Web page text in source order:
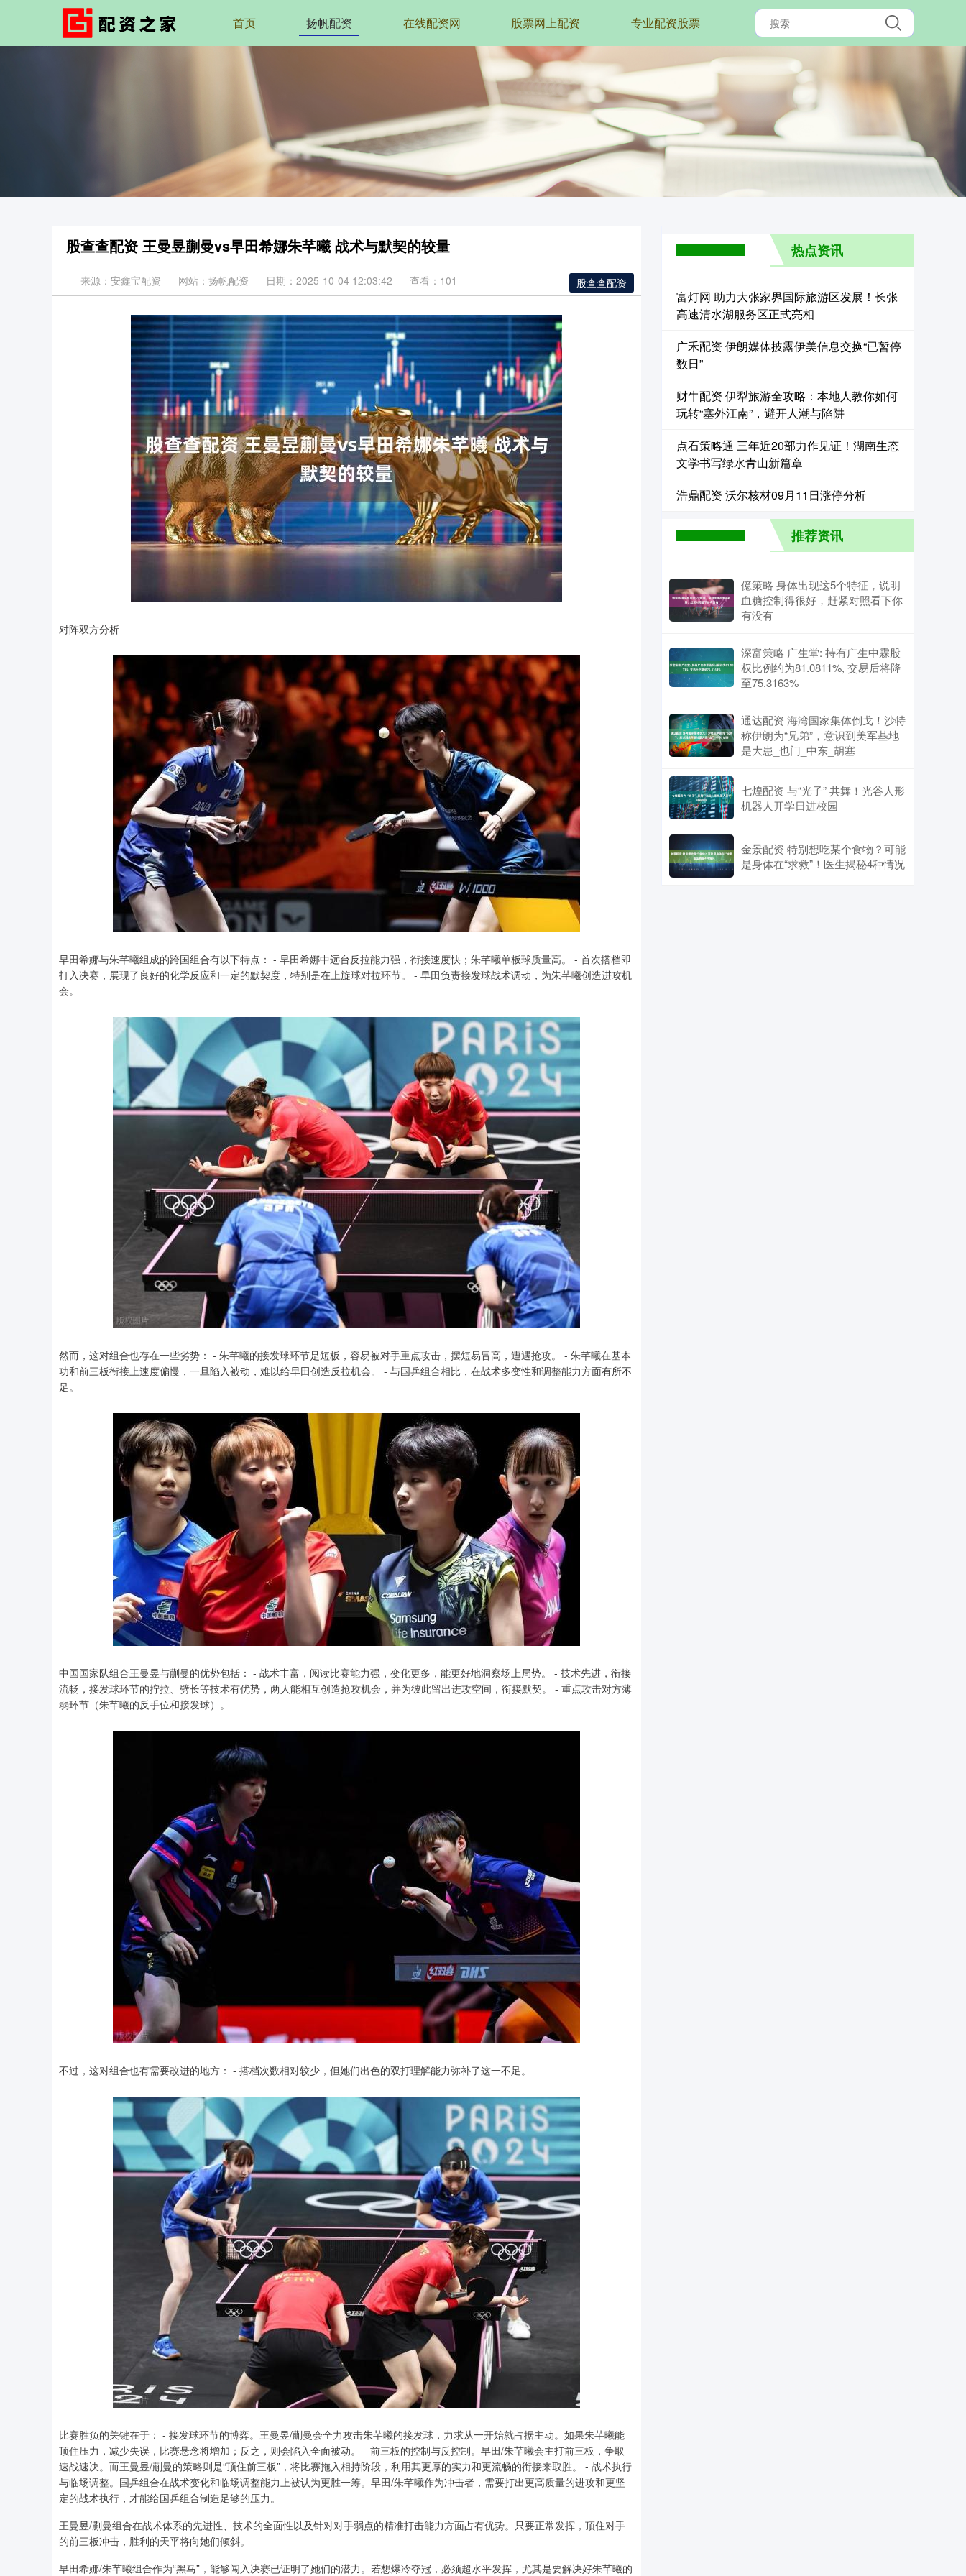
首页 扬帆配资 在线配资网 股票网上配资 专业配资股票
股查查配资 王曼昱蒯曼vs早田希娜朱芊曦 战术与默契的较量
股查查配资
来源：安鑫宝配资 网站：扬帆配资 日期：2025-10-04 12:03:42 查看：101
对阵双方分析
早田希娜与朱芊曦组成的跨国组合有以下特点： - 早田希娜中远台反拉能力强，衔接速度快；朱芊曦单板球质量高。 - 首次搭档即
打入决赛，展现了良好的化学反应和一定的默契度，特别是在上旋球对拉环节。 - 早田负责接发球战术调动，为朱芊曦创造进攻机
会。
然而，这对组合也存在一些劣势： - 朱芊曦的接发球环节是短板，容易被对手重点攻击，摆短易冒高，遭遇抢攻。 - 朱芊曦在基本
功和前三板衔接上速度偏慢，一旦陷入被动，难以给早田创造反拉机会。 - 与国乒组合相比，在战术多变性和调整能力方面有所不
足。
中国国家队组合王曼昱与蒯曼的优势包括： - 战术丰富，阅读比赛能力强，变化更多，能更好地洞察场上局势。 - 技术先进，衔接
流畅，接发球环节的拧拉、劈长等技术有优势，两人能相互创造抢攻机会，并为彼此留出进攻空间，衔接默契。 - 重点攻击对方薄
弱环节（朱芊曦的反手位和接发球）。
不过，这对组合也有需要改进的地方： - 搭档次数相对较少，但她们出色的双打理解能力弥补了这一不足。
比赛胜负的关键在于： - 接发球环节的博弈。王曼昱/蒯曼会全力攻击朱芊曦的接发球，力求从一开始就占据主动。如果朱芊曦能
顶住压力，减少失误，比赛悬念将增加；反之，则会陷入全面被动。 - 前三板的控制与反控制。早田/朱芊曦会主打前三板，争取
速战速决。而王曼昱/蒯曼的策略则是“顶住前三板”，将比赛拖入相持阶段，利用其更厚的实力和更流畅的衔接来取胜。 - 战术执行
与临场调整。国乒组合在战术变化和临场调整能力上被认为更胜一筹。早田/朱芊曦作为冲击者，需要打出更高质量的进攻和更坚
定的战术执行，才能给国乒组合制造足够的压力。
王曼昱/蒯曼组合在战术体系的先进性、技术的全面性以及针对对手弱点的精准打击能力方面占有优势。只要正常发挥，顶住对手
的前三板冲击，胜利的天平将向她们倾斜。
早田希娜/朱芊曦组合作为“黑马”，能够闯入决赛已证明了她们的潜力。若想爆冷夺冠，必须超水平发挥，尤其是要解决好朱芊曦的
热点资讯
富灯网 助力大张家界国际旅游区发展！长张
高速清水湖服务区正式亮相
广禾配资 伊朗媒体披露伊美信息交换“已暂停
数日”
财牛配资 伊犁旅游全攻略：本地人教你如何
玩转“塞外江南”，避开人潮与陷阱
点石策略通 三年近20部力作见证！湖南生态
文学书写绿水青山新篇章
浩鼎配资 沃尔核材09月11日涨停分析
推荐资讯
億策略 身体出现这5个特征，说明
血糖控制得很好，赶紧对照看下你
有没有
深富策略 广生堂: 持有广生中霖股
权比例约为81.0811%, 交易后将降
至75.3163%
通达配资 海湾国家集体倒戈！沙特
称伊朗为“兄弟”，意识到美军基地
是大患_也门_中东_胡塞
七煌配资 与“光子” 共舞！光谷人形
机器人开学日进校园
金景配资 特别想吃某个食物？可能
是身体在“求救”！医生揭秘4种情况